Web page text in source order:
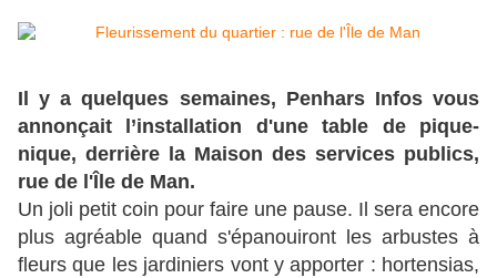
Il y a quelques semaines, Penhars Infos vous
annonçait l’installation d'une table de pique-
nique, derrière la Maison des services publics,
rue de l'Île de Man.
Un joli petit coin pour faire une pause. Il sera encore
plus agréable quand s'épanouiront les arbustes à
fleurs que les jardiniers vont y apporter : hortensias,